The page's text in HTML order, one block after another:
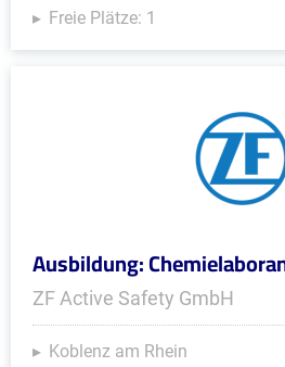
Freie Plätze: 1
Ausbildung:
ZF Active Safety GmbH
Koblenz am Rhein